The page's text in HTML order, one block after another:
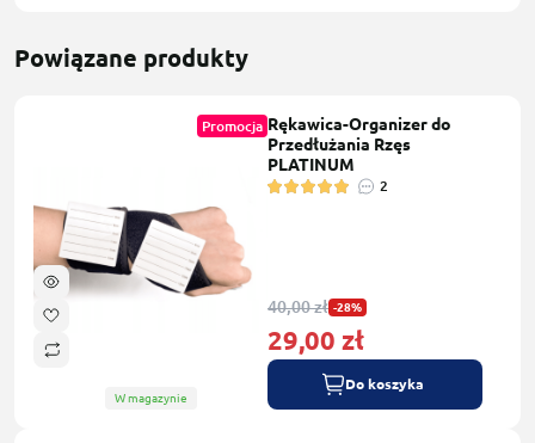
Powiązane produkty
Promocja
W magazynie
Rękawica-Organizer do
Przedłużania Rzęs
PLATINUM
2
40,00 zł -28%
29,00 zł
Do koszyka